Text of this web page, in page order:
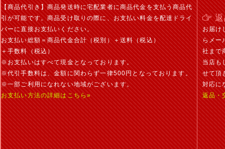
【商品代引き】商品発送時に宅配業者に商品代金を支払う商品代
引が可能です。商品受け取りの際に、お支払い料金を配達ドライ
バーに直接お支払いください。
お支払い総額＝商品代金合計（税別）＋送料（税込）
＋手数料（税込）
※お支払いはすべて現金となっております。
※代引手数料は、金額に関わらず一律500円となっております。
※一部ご利用になれない地域がございます。
お支払い方法の詳細はこちら»
お届け
らメー
社まで
当店も
せて頂
対応に
返品・